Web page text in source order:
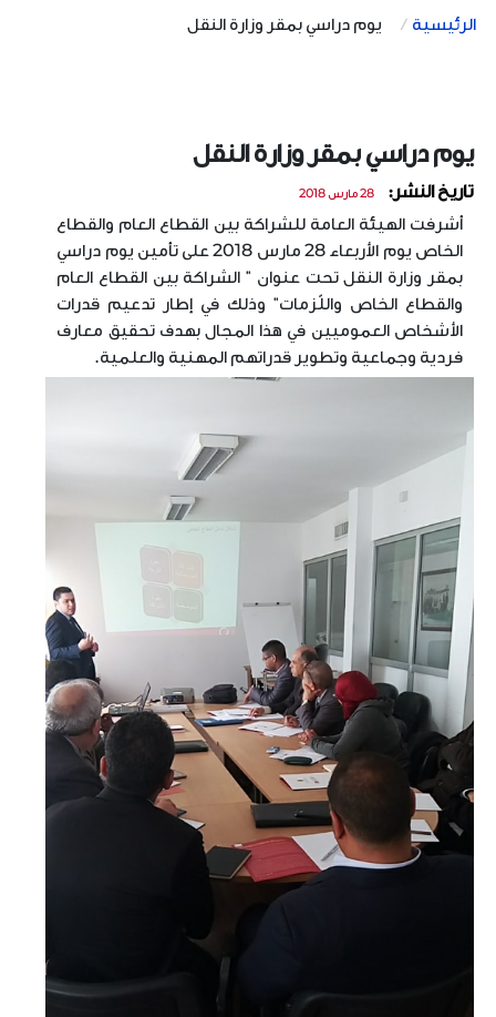
الرئيسية يوم دراسي بمقر وزارة النقل
يوم دراسي بمقر وزارة النقل
تاريخ النشر: 28 مارس 2018
أشرفت الهيئة العامة للشراكة بين القطاع العام والقطاع
الخاص يوم الأربعاء 28 مارس 2018 على تأمين يوم دراسي
بمقر وزارة النقل تحت عنوان " الشراكة بين القطاع العام
والقطاع الخاص واللّزمات" وذلك في إطار تدعيم قدرات
الأشخاص العموميين في هذا المجال بهدف تحقيق معارف
فردية وجماعية وتطوير قدراتهم المهنية والعلمية.